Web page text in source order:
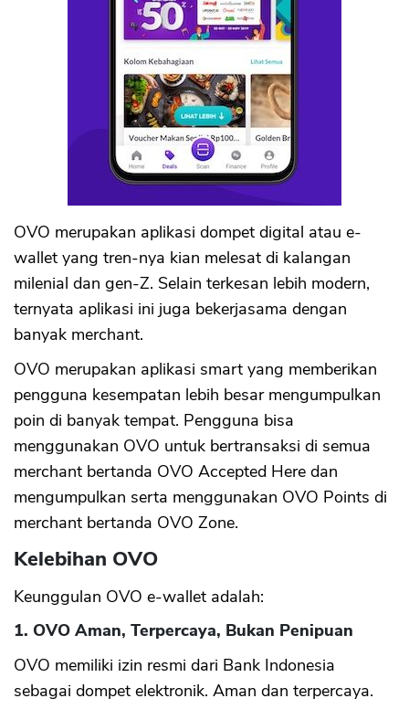
OVO merupakan aplikasi dompet digital atau e-
wallet yang tren-nya kian melesat di kalangan
milenial dan gen-Z. Selain terkesan lebih modern,
ternyata aplikasi ini juga bekerjasama dengan
banyak merchant.
OVO merupakan aplikasi smart yang memberikan
pengguna kesempatan lebih besar mengumpulkan
poin di banyak tempat. Pengguna bisa
menggunakan OVO untuk bertransaksi di semua
merchant bertanda OVO Accepted Here dan
mengumpulkan serta menggunakan OVO Points di
merchant bertanda OVO Zone.
Kelebihan OVO
Keunggulan OVO e-wallet adalah:
1. OVO Aman, Terpercaya, Bukan Penipuan
OVO memiliki izin resmi dari Bank Indonesia
sebagai dompet elektronik. Aman dan terpercaya.
CANCEL